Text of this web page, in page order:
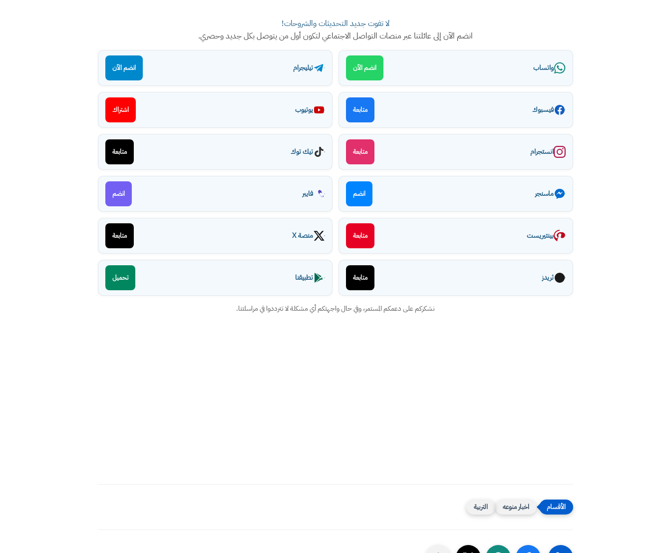
لا تفوت جديد التحديثات والشروحات!
انضم الآن إلى عائلتنا عبر منصات التواصل الاجتماعي لتكون أول من يتوصل بكل جديد وحصري.
واتساب انضم الآن تيليجرام انضم الآن
فيسبوك متابعة يوتيوب اشتراك
انستجرام متابعة تيك توك متابعة
ماسنجر انضم فايبر انضم
بينتيريست متابعة منصة X متابعة
ثريدز متابعة تطبيقنا تحميل
نشكركم على دعمكم المستمر، وفي حال واجهتكم أي مشكلة لا تترددوا في مراسلتنا.
اخبار منوعه التربية